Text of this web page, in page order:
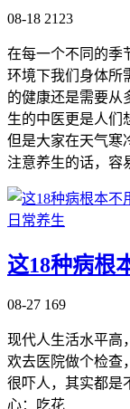
08-18 2123
在每一个不同的季
环境下我们身体所
的健康还是需要从
生的中医更是人们
但是大家在天气寒
注意养生的话，容
日常养生
这18种病根
08-27 169
现代人生活水平高
欢去医院做个检查
很吓人，其实都是
心：吃花